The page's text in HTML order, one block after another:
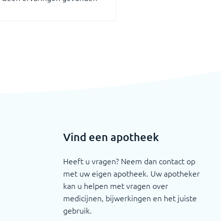
Vind een apotheek
Heeft u vragen? Neem dan contact op
met uw eigen apotheek. Uw apotheker
kan u helpen met vragen over
medicijnen, bijwerkingen en het juiste
gebruik.